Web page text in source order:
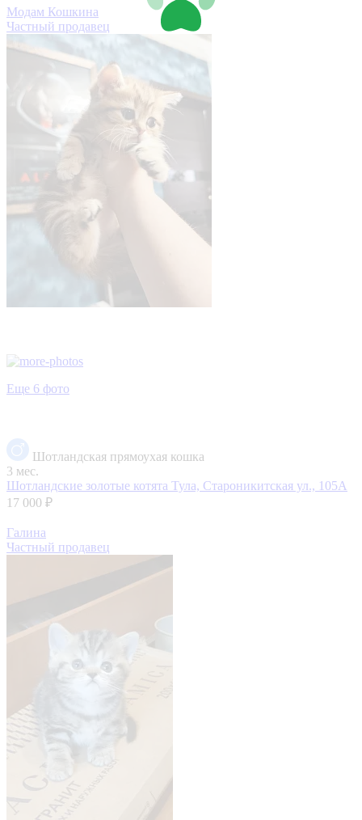
Модам Кошкина
Частный продавец
Еще 6 фото
Шотландская прямоухая кошка
3 мес.
Шотландские золотые котята Тула, Староникитская ул., 105А
17 000 ₽
Галина
Частный продавец